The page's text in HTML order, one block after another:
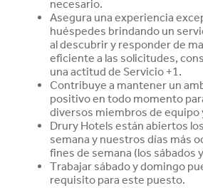
necesario.
Asegura una experiencia
huéspedes brindando un
al descubrir y responder de
eficiente a las solicitudes,
una actitud de Servicio +1.
Contribuye a mantener un
positivo en todo momento
diversos miembros de equipo
Drury Hotels están abiertos
semana y nuestros días más
fines de semana (los sábados
Trabajar sábado y domingo
requisito para este puesto.